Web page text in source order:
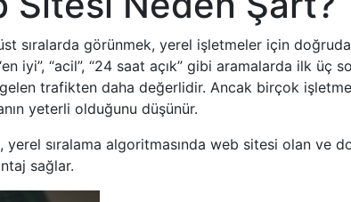
sıralarda görünmek, yerel işletmeler için
iyi”, “acil”, “24 saat açık” gibi aramalarda ilk üç
trafikten daha değerlidir. Ancak birçok
yeterli olduğunu düşünür.
yerel sıralama algoritmasında web sitesi olan ve
sağlar.